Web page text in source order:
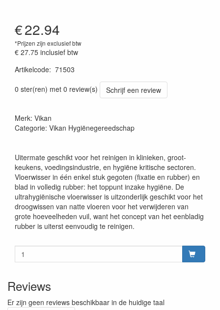
€22.94
*Prijzen zijn exclusief btw
€ 27.75 inclusief btw
Artikelcode: 71503
0 ster(ren) met 0 review(s)
Schrijf een review
Merk: Vikan
Categorie: Vikan Hygiënegereedschap
Uitermate geschikt voor het reinigen in klinieken, groot-
keukens, voedingsindustrie, en hygiëne kritische sectoren.
Vloerwisser in één enkel stuk gegoten (fixatie en rubber) en
blad in volledig rubber: het toppunt inzake hygiëne. De
ultrahygiënische vloerwisser is uitzonderlijk geschikt voor het
droogwissen van natte vloeren voor het verwijderen van
grote hoeveelheden vuil, want het concept van het eenbladig
rubber is uiterst eenvoudig te reinigen.
Reviews
Er zijn geen reviews beschikbaar in de huidige taal